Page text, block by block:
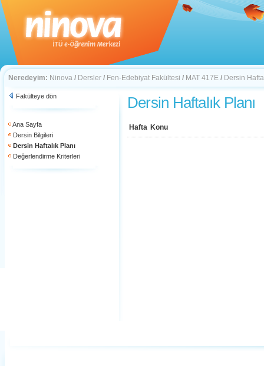
Neredeyim: Ninova / Dersler / Fen-Edebiyat Fakültesi / MAT 417E / Dersin
Fakülteye dön
Ana Sayfa
Dersin Bilgileri
Dersin Haftalık Planı
Değerlendirme Kriterleri
Dersin Haftalık Planı
Hafta Konu